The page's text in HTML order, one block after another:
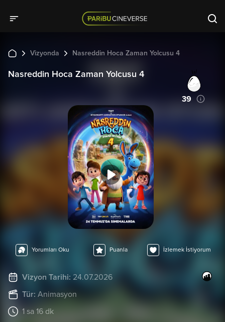
Vizyonda Nasreddin Hoca Zaman Yolcusu 4
Nasreddin Hoca Zaman Yolcusu 4
39
Yorumları Oku Puanla İzlemek İstiyorum
Vizyon Tarihi: 24.07.2026
Tür: Animasyon
1 sa 16 dk